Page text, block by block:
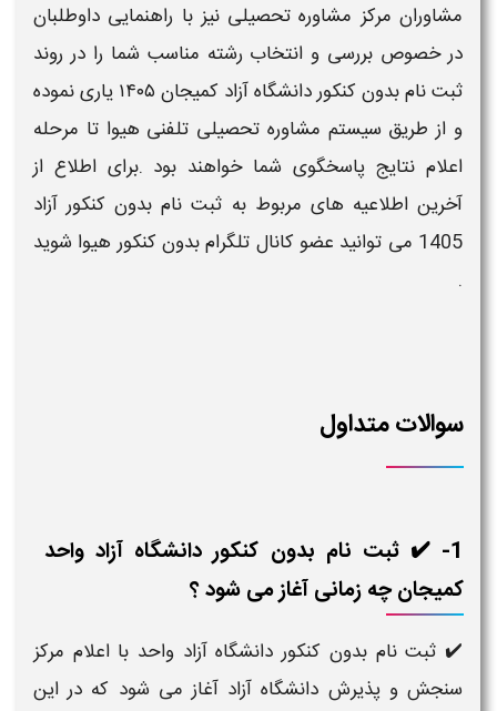
مشاوران مرکز مشاوره تحصیلی نیز با راهنمایی داوطلبان
در خصوص بررسی و انتخاب رشته مناسب شما را در روند
ثبت نام بدون کنکور دانشگاه آزاد کمیجان ۱۴۰۵ یاری نموده
و از طریق سیستم مشاوره تحصیلی تلفنی هیوا تا مرحله
اعلام نتایج پاسخگوی شما خواهند بود .برای اطلاع از
آخرین اطلاعیه های مربوط به ثبت نام بدون کنکور آزاد
1405 می توانید عضو کانال تلگرام بدون کنکور هیوا شوید
.
سوالات متداول
1- ✔️ ثبت نام بدون کنکور دانشگاه آزاد واحد
کمیجان چه زمانی آغاز می شود ؟
✔️ ثبت نام بدون کنکور دانشگاه آزاد واحد با اعلام مرکز
سنجش و پذیرش دانشگاه آزاد آغاز می شود که در این